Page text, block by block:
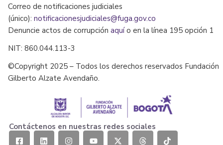
Correo de notificaciones judiciales
(único): notificacionesjudiciales@fuga.gov.co
Denuncie actos de corrupción aquío en la línea 195 opción 1
NIT: 860.044.113-3
©Copyright 2025 – Todos los derechos reservados Fundación
Gilberto Alzate Avendaño.
Contáctenos en nuestras redes sociales